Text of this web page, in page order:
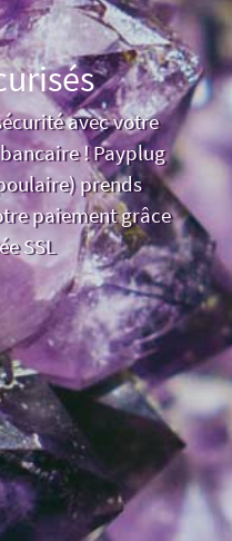
avec votre
! Payplug
prends
paiement grâce
SSL